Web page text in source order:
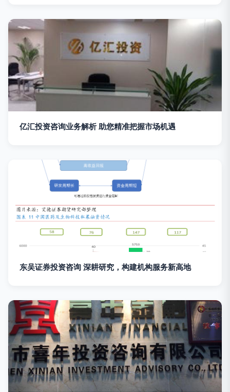
亿汇投资咨询业务解析 助您精准把握市场机遇
东吴证券投资咨询 深耕研究，构建机构服务新高地